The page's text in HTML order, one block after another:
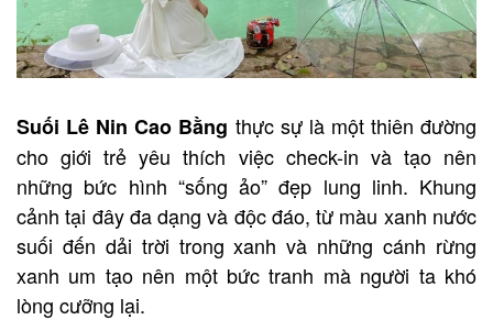
Suối Lê Nin Cao Bằng thực sự là một thiên đường
cho giới trẻ yêu thích việc check-in và tạo nên
những bức hình “sống ảo” đẹp lung linh. Khung
cảnh tại đây đa dạng và độc đáo, từ màu xanh nước
suối đến dải trời trong xanh và những cánh rừng
xanh um tạo nên một bức tranh mà người ta khó
lòng cưỡng lại.